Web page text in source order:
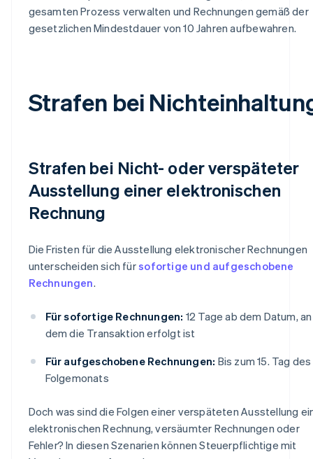
gesamten Prozess verwalten und Rechnungen gemäß der
gesetzlichen Mindestdauer von 10 Jahren aufbewahren.
Strafen bei
Strafen bei Nicht- oder verspäteter
Ausstellung einer elektronischen
Rechnung
Die Fristen für die Ausstellung elektronischer Rechnungen
unterscheiden sich fürsofortige und aufgeschobene
Rechnungen.
Für sofortige Rechnungen: 12 Tage ab dem Datum, an
dem die Transaktion erfolgt ist
Für aufgeschobene Rechnungen: Bis zum 15. Tag des
Folgemonats
Doch was sind die Folgen einer verspäteten Ausstellung
elektronischen Rechnung, versäumter Rechnungen oder
Fehler? In diesen Szenarien können Steuerpflichtige mit